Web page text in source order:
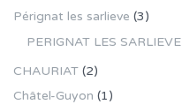
Pérignat les sarlieve (3)
PERIGNAT LES SARLIEVE
CHAURIAT (2)
Châtel-Guyon (1)